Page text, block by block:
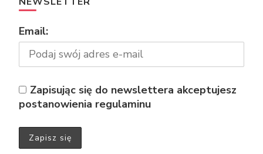
Email:
Zapisując się do newslettera akceptujesz
postanowienia regulaminu